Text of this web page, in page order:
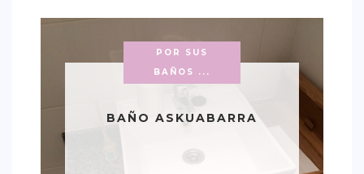
POR SUS
BAÑOS ...
BAÑO ASKUABARRA